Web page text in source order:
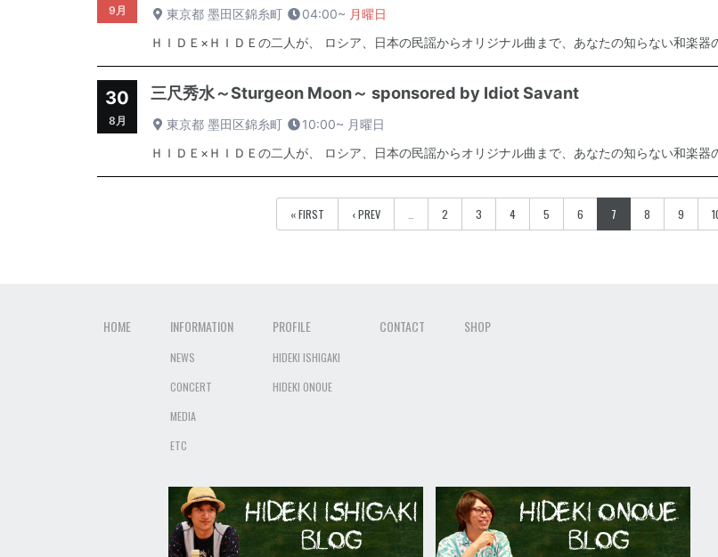
9月 東京都 墨田区錦糸町 04:00~ 月曜日
ＨＩＤＥ×ＨＩＤＥの二人が、 ロシア、日本の民謡からオリジナル曲まで、あなたの知らない和楽器
30
8月
三尺秀水～Sturgeon Moon～ sponsored by Idiot Savant
東京都 墨田区錦糸町 10:00~ 月曜日
ＨＩＤＥ×ＨＩＤＥの二人が、 ロシア、日本の民謡からオリジナル曲まで、あなたの知らない和楽器
« FIRST ‹ PREV … 2 3 4 5 6 7 8 9
HOME INFORMATION
NEWS
CONCERT
MEDIA
ETC
PROFILE
HIDEKI ISHIGAKI
HIDEKI ONOUE
CONTACT SHOP